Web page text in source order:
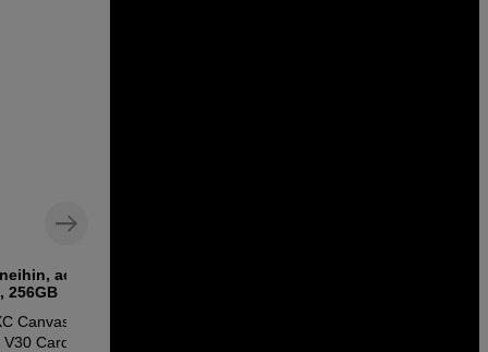
action-
256GB
Canvas Go
Card +